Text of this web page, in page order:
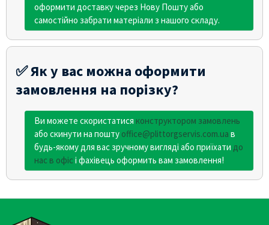
оформити доставку через Нову Пошту або
самостійно забрати матеріали з нашого складу.
✅ Як у вас можна оформити
замовлення на порізку?
Ви можете скористатися конструктором замовлень
або скинути на пошту office@plittorgservis.com.ua в
будь-якому для вас зручному вигляді або приїхати до
нас в офіс і фахівець оформить вам замовлення!